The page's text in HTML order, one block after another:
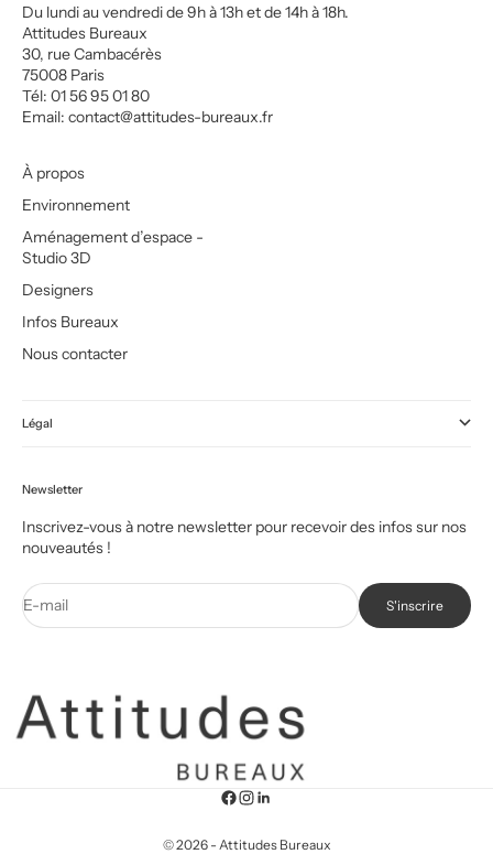
Du lundi au vendredi de 9h à 13h et de 14h à 18h.
Attitudes Bureaux
30, rue Cambacérès
75008 Paris
Tél: 01 56 95 01 80
Email: contact@attitudes-bureaux.fr
À propos
Environnement
Aménagement d’espace -
Studio 3D
Designers
Infos Bureaux
Nous contacter
Légal
Newsletter
Inscrivez-vous à notre newsletter pour recevoir des infos sur nos
nouveautés !
E-mail S'inscrire
© 2026 - Attitudes Bureaux